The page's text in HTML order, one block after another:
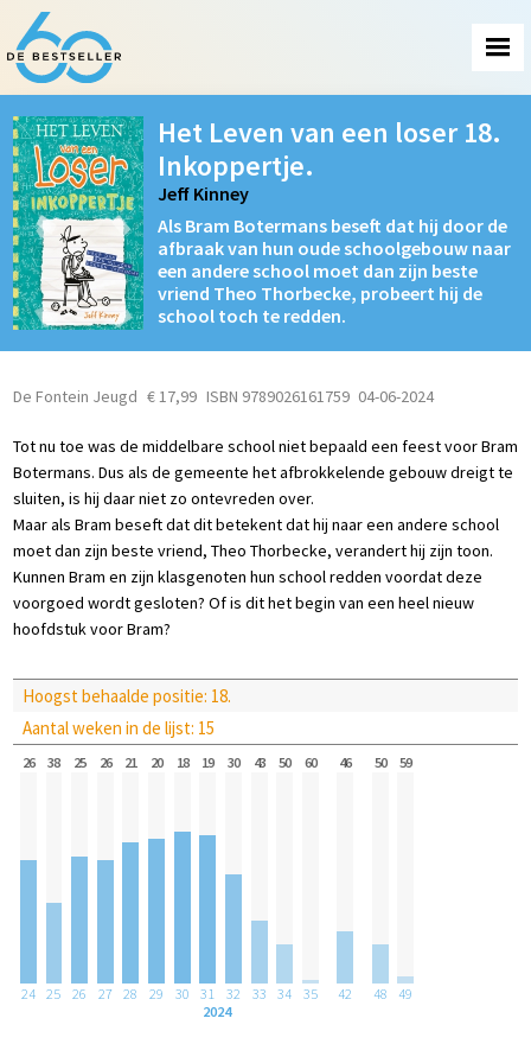
Het Leven van een loser 18.
Inkoppertje.
Jeff Kinney
Als Bram Botermans beseft dat hij door de
afbraak van hun oude schoolgebouw naar
een andere school moet dan zijn beste
vriend Theo Thorbecke, probeert hij de
school toch te redden.
De Fontein Jeugd € 17,99 ISBN 9789026161759 04-06-2024
Tot nu toe was de middelbare school niet bepaald een feest voor Bram
Botermans. Dus als de gemeente het afbrokkelende gebouw dreigt te
sluiten, is hij daar niet zo ontevreden over.
Maar als Bram beseft dat dit betekent dat hij naar een andere school
moet dan zijn beste vriend, Theo Thorbecke, verandert hij zijn toon.
Kunnen Bram en zijn klasgenoten hun school redden voordat deze
voorgoed wordt gesloten? Of is dit het begin van een heel nieuw
hoofdstuk voor Bram?
Hoogst behaalde positie: 18.
Aantal weken in de lijst: 15
26
24
38
25
25
26
26
27
21
28
20
29
18
30
19
31
30
32
43
33
50
34
60
35
46
42
50
48
59
49
2024